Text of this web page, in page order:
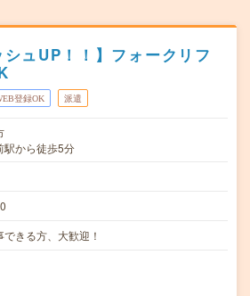
シュUP！！】フォークリフ
登録OK 派遣
駅から徒歩5分
きる方、大歓迎！